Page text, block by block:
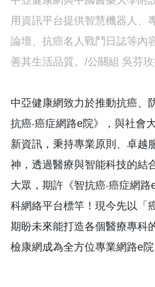
用資訊平台提供智慧機器人、
論壇、抗癌名人戰鬥日誌等內
善其生活品質。/公關組 吳芬
中亞健康網致力於推動抗癌、
抗癌‧癌症網路e院》，與社會
新資訊，秉持專業原則、卓越
神，透過醫療與智能科技的結
大眾，期許《智抗癌‧癌症網
科網絡平台標竿！現今先以「
期盼未來能打造各個醫療專科
檢康網成為全方位專業網路e院